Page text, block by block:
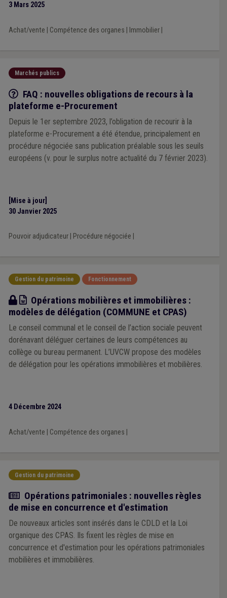
3 Mars 2025
Achat/vente Compétence des organes Immobilier|
Marchés publics
Q/R
FAQ : nouvelles obligations de recours à la
plateforme e-Procurement
Depuis le 1er septembre 2023, l’obligation de recourir à la
plateforme e-Procurement a été étendue, principalement en
procédure négociée sans publication préalable sous les seuils
européens (v. pour le surplus notre actualité du 7 février 2023).
[Mise à jour]
30 Janvier 2025
Pouvoir adjudicateur| Procédure négociée
Gestion du patrimoine Fonctionnement
Modèle
Opérations mobilières et immobilières :
modèles de délégation (COMMUNE et CPAS)
Le conseil communal et le conseil de l’action sociale peuvent
dorénavant déléguer certaines de leurs compétences au
collège ou bureau permanent. L’UVCW propose des modèles
de délégation pour les opérations immobilières et mobilières.
4 Décembre 2024
Achat/vente Compétence des organes
Gestion du patrimoine
Article
Opérations patrimoniales : nouvelles règles
de mise en concurrence et d'estimation
De nouveaux articles sont insérés dans le CDLD et la Loi
organique des CPAS. Ils fixent les règles de mise en
concurrence et d'estimation pour les opérations patrimoniales
mobilières et immobilières.